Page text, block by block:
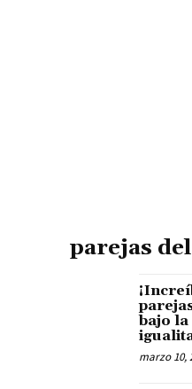
parejas
bajo
marzo 10,